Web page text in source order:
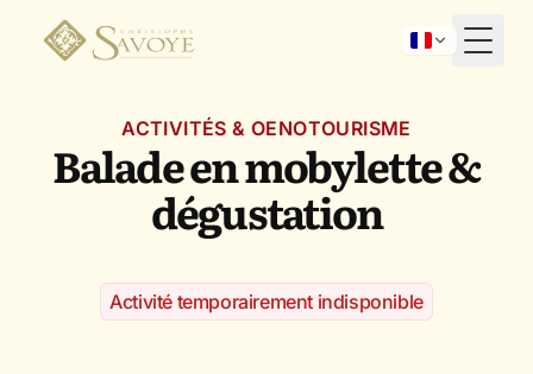
ACTIVITÉS & OENOTOURISME
Balade en mobylette &
dégustation
Activité temporairement indisponible